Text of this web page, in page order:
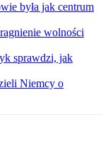
była jak centrum
wolności
sprawdzi, jak
Niemcy o